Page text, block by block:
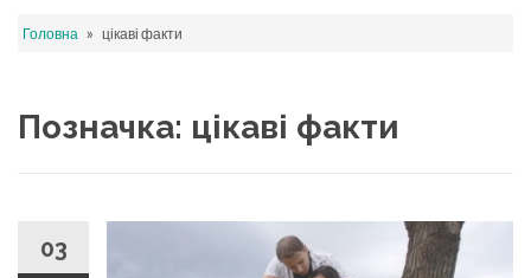
content
Головна » цікаві факти
Позначка: цікаві факти
03